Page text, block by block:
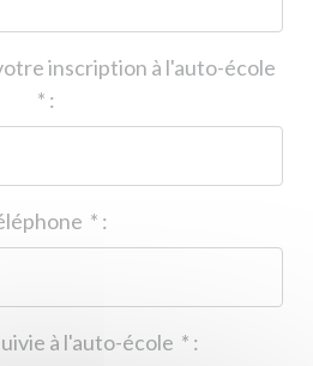
inscription à l'auto-école
* :
* :
* :